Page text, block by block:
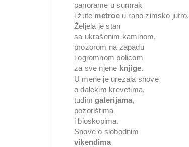
panorame u sumrak
i žute metroe u rano zimsko jutro.
Željela je stan
sa ukrašenim kaminom,
prozorom na zapadu
i ogromnom policom
za sve njene knjige.
U mene je urezala snove
o dalekim krevetima,
tuđim galerijama,
pozorištima
i bioskopima.
vikendima